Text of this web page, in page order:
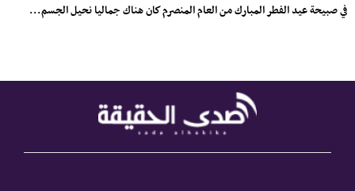
في صبيحة عيد الفطر المبارك من العام المنصرم كان هناك جماليا نحيل الجسم...